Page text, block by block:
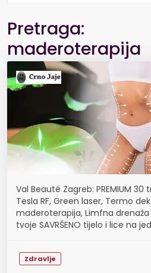
Pretraga:
maderoterapija
Val Beauté Zagreb: PREMIUM 30
Tesla RF, Green laser, Termo
maderoterapija, Limfna drenaža
tvoje SAVRŠENO tijelo i lice na
Zdravlje